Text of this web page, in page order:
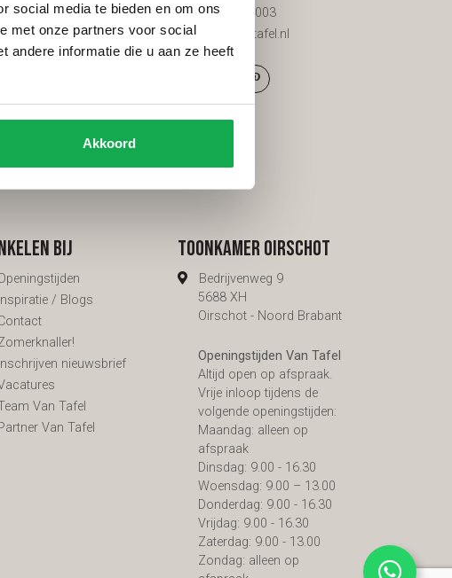
social media te bieden en om ons
met onze partners voor social
andere informatie die u aan ze heeft
Akkoord
tuinmeubels
bij
Inspiratie / Blogs
Inschrijven nieuwsbrief
Van Tafel
Partner Van Tafel
Toonkamer Oirschot
Bedrijvenweg 9
5688 XH
Oirschot - Noord Brabant
Openingstijden Van Tafel
Altijd open op afspraak.
Vrije inloop tijdens de
volgende openingstijden:
Maandag: alleen op
afspraak
Dinsdag: 9.00 - 16.30
Woensdag: 9.00 – 13.00
Donderdag: 9.00 - 16.30
Vrijdag: 9.00 - 16.30
Zaterdag: 9.00 - 13.00
Zondag: alleen op
085 200 8003
info@vantafel.nl